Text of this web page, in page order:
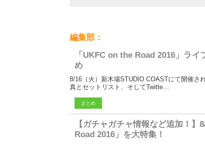
編集部：
まとめ
「UKFC on the Road 2016」ラ
め
8/16（火）新木場STUDIO COASTにて開催さ
真とセットリスト、そしてTwitte…
【ガチャガチャ情報など追加！
Road 2016」を大特集！